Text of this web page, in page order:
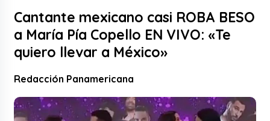
Cantante mexicano casi ROBA BESO
a María Pía Copello EN VIVO: «Te
quiero llevar a México»
Redacción Panamericana